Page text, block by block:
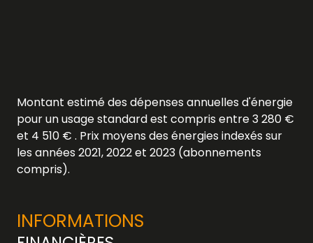
Montant estimé des dépenses annuelles d'énergie
pour un usage standard est compris entre 3 280 €
et 4 510 € . Prix moyens des énergies indexés sur
les années 2021, 2022 et 2023 (abonnements
compris).
INFORMATIONS